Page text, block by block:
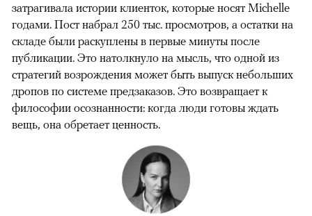
затрагивала истории клиенток, которые носят Michelle
годами. Пост набрал 250 тыс. просмотров, а остатки на
складе были раскуплены в первые минуты после
публикации. Это натолкнуло на мысль, что одной из
стратегий возрождения может быть выпуск небольших
дропов по системе предзаказов. Это возвращает к
философии осознанности: когда люди готовы ждать
вещь, она обретает ценность.